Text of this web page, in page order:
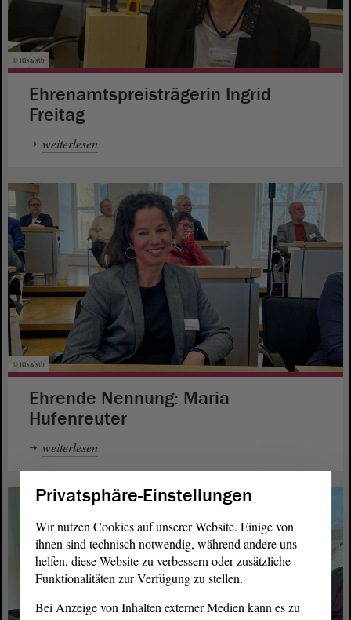
© ltlsa/stb
Ehrenamtspreisträgerin Ingrid
Freitag
weiterlesen
© ltlsa/stb
Ehrende Nennung: Maria
Hufenreuter
weiterlesen
Privatsphäre-Einstellungen
Wir nutzen Cookies auf unserer Website. Einige von
ihnen sind technisch notwendig, während andere uns
helfen, diese Website zu verbessern oder zusätzliche
Funktionalitäten zur Verfügung zu stellen.
Bei Anzeige von Inhalten externer Medien kann es zu